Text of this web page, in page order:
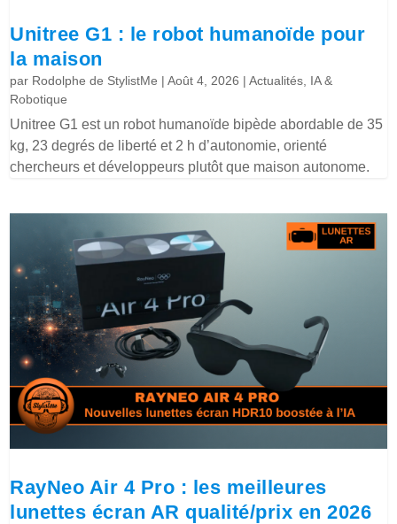
Unitree G1 : le robot humanoïde pour
la maison
par Rodolphe de StylistMe |Août 4, 2026 |Actualités IA &
Robotique
Unitree G1 est un robot humanoïde bipède abordable de 35
kg, 23 degrés de liberté et 2 h d’autonomie, orienté
chercheurs et développeurs plutôt que maison autonome.
RayNeo Air 4 Pro : les meilleures
lunettes écran AR qualité/prix en 2026